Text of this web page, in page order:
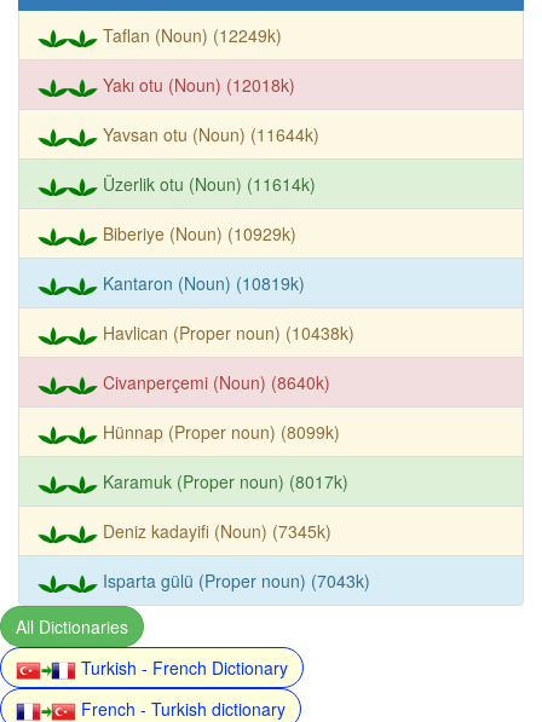
Taflan (Noun) (12249k)
Yakı otu (Noun) (12018k)
Yavsan otu (Noun) (11644k)
Üzerlik otu (Noun) (11614k)
Biberiye (Noun) (10929k)
Kantaron (Noun) (10819k)
Havlican (Proper noun) (10438k)
Civanperçemi (Noun) (8640k)
Hünnap (Proper noun) (8099k)
Karamuk (Proper noun) (8017k)
Deniz kadayifi (Noun) (7345k)
Isparta gülü (Proper noun) (7043k)
All Dictionaries
Turkish - French Dictionary
French - Turkish dictionary